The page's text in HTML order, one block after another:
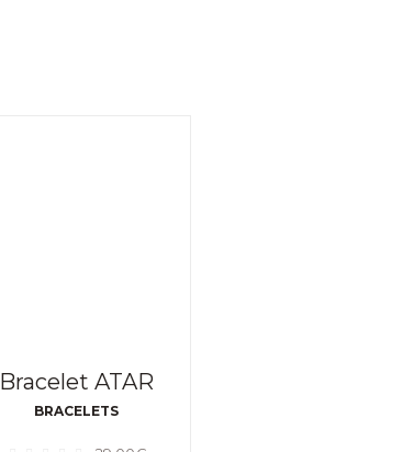
Bracelet ATAR
BRACELETS